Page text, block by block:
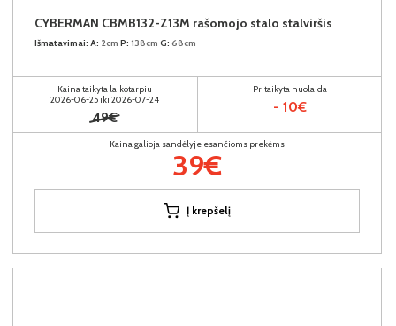
CYBERMAN CBMB132-Z13M rašomojo stalo stalviršis
Išmatavimai: A: 2cm P: 138cm G: 68cm
Kaina taikyta laikotarpiu
2026-06-25 iki 2026-07-24
49€
Pritaikyta nuolaida
- 10€
Kaina galioja sandėlyje esančioms prekėms
39€
Į krepšelį